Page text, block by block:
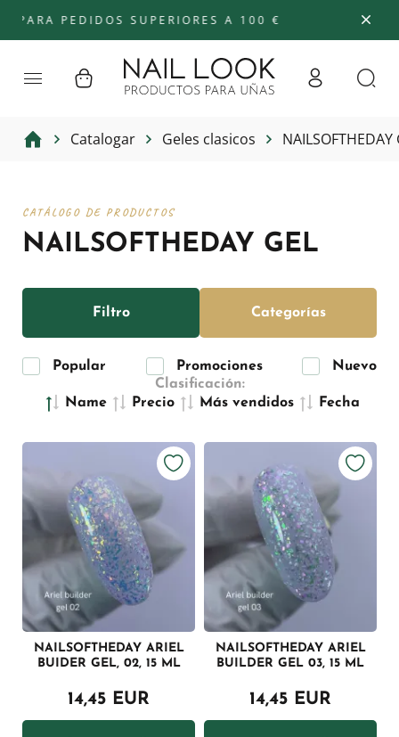
PEDIDOS SUPERIORES A 100 €
Catalogar Geles clasicos NAILSOFTHEDAY
NAILSOFTHEDAY GEL
CATÁLOGO DE PRODUCTOS
Popular Promociones
Nuevo
Clasificación:
Name
Precio Más vendidos Fecha
NAILSOFTHEDAY ARIEL
BUIDER GEL, 02, 15 ML
14,45 EUR
NAILSOFTHEDAY ARIEL
BUILDER GEL 03, 15 ML
14,45 EUR
Filtro Categorías